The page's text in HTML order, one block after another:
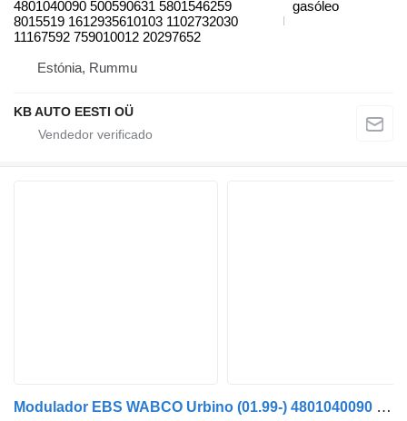
4801040090 500590631 5801546259
8015519 1612935610103 1102732030
11167592 759010012 20297652
gasóleo
Estónia, Rummu
KB AUTO EESTI OÜ
Modulador EBS WABCO Urbino (01.99-) 4801040090 para autocarro Solaris Urbino, Alpino, Vacanza (1999-)